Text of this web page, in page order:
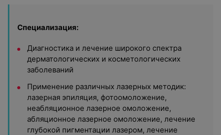
Специализация:
Диагностика и лечение широкого спектра
дерматологических и косметологических
заболеваний
Применение различных лазерных методик:
лазерная эпиляция, фотоомоложение,
неабляционное лазерное омоложение,
абляционное лазерное омоложение, лечение
глубокой пигментации лазером, лечение